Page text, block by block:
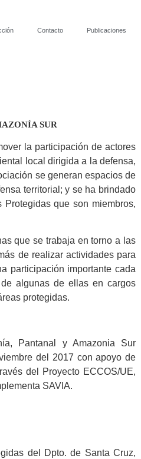
Contacto Publicaciones
SUR
la participación de actores
local dirigida a la defensa,
se generan espacios de
territorial; y se ha brindado
que son miembros,
que se trabaja en torno a las
de realizar actividades para
participación importante cada
algunas de ellas en cargos
protegidas.
Pantanal y Amazonia Sur
del 2017 con apoyo de
del Proyecto ECCOS/UE,
SAVIA.
del Dpto. de Santa Cruz,